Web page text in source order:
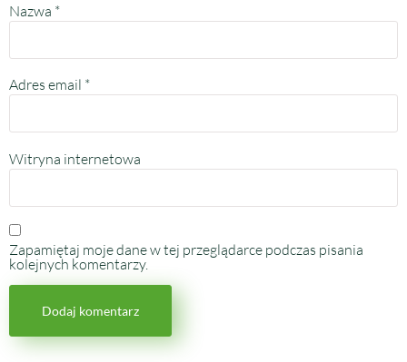
Nazwa *
Adres email *
Witryna internetowa
Zapamiętaj moje dane w tej przeglądarce podczas pisania
kolejnych komentarzy.